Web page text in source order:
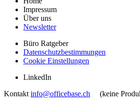
Impressum
Über uns
Newsletter
Büro Ratgeber
Datenschutzbestimmungen
Cookie Einstellungen
LinkedIn
Kontakt info@officebase.ch
(keine